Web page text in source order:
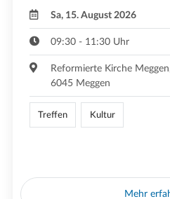
Sa, 15. August 2026
09:30 - 11:30 Uhr
Reformierte Kirche
6045 Meggen
Treffen Kultur
Mehr